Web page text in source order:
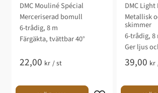
DMC Mouliné Spécial
Merceriserad bomull
6-trådig, 8 m
Färgäkta, tvättbar 40°
22,00 kr /st
DMC
Metallisk
skimmer
6-trådig, 8
Ger ljus
39,00 kr